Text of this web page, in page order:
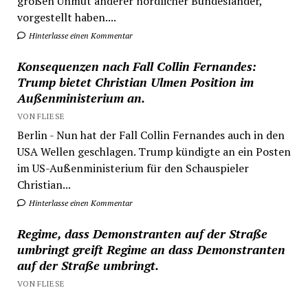
vorgestellt haben....
Hinterlasse einen Kommentar
Konsequenzen nach Fall Collin Fernandes:
Trump bietet Christian Ulmen Position im
Außenministerium an.
VON FLIESE
Berlin - Nun hat der Fall Collin Fernandes auch in den
USA Wellen geschlagen. Trump kündigte an ein Posten
im US-Außenministerium für den Schauspieler
Christian...
Hinterlasse einen Kommentar
Regime, dass Demonstranten auf der Straße
umbringt greift Regime an dass Demonstranten
auf der Straße umbringt.
VON FLIESE